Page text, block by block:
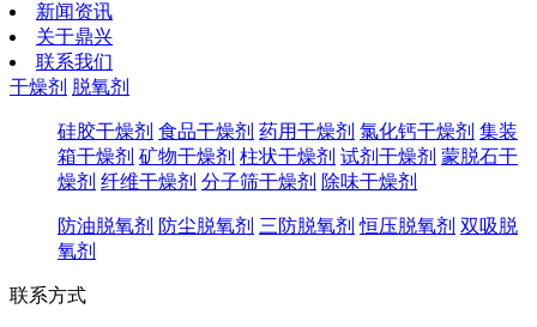
新闻资讯
关于鼎兴
联系我们
干燥剂 脱氧剂
硅胶干燥剂 食品干燥剂 药用干燥剂 氯化钙干燥剂 集装
箱干燥剂 矿物干燥剂 柱状干燥剂 试剂干燥剂 蒙脱石干
燥剂 纤维干燥剂 分子筛干燥剂 除味干燥剂
防油脱氧剂 防尘脱氧剂 三防脱氧剂 恒压脱氧剂 双吸脱
氧剂
联系方式